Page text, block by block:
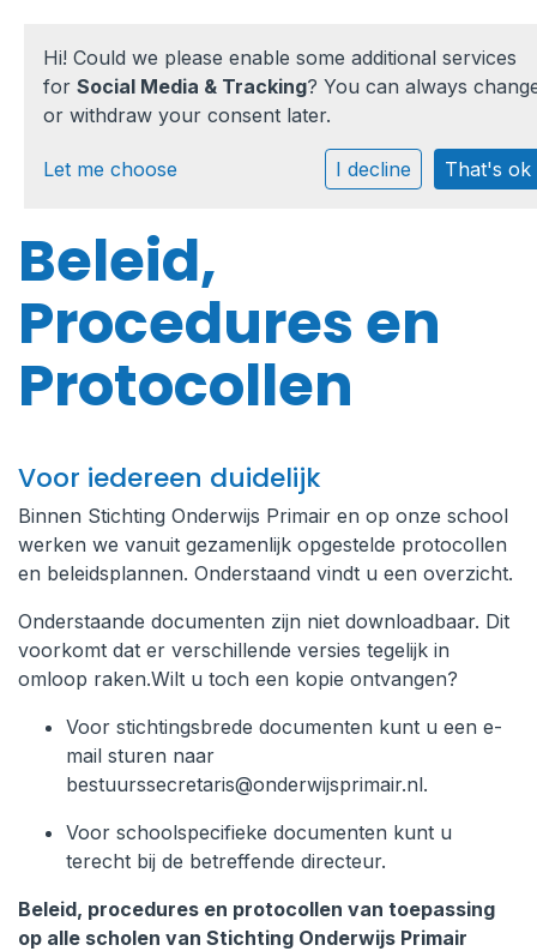
Home
Onze school
Praktische informatie
Medezeggenschap
Vacatures
Beleid,
Procedures en
Protocollen
Voor iedereen duidelijk
Binnen Stichting Onderwijs Primair en op onze school
werken we vanuit gezamenlijk opgestelde protocollen
en beleidsplannen. Onderstaand vindt u een overzicht.
Onderstaande documenten zijn niet downloadbaar. Dit
voorkomt dat er verschillende versies tegelijk in
omloop raken.Wilt u toch een kopie ontvangen?
Voor stichtingsbrede documenten kunt u een e-
mail sturen naar
bestuurssecretaris@onderwijsprimair.nl.
Voor schoolspecifieke documenten kunt u
terecht bij de betreffende directeur.
Beleid, procedures en protocollen van toepassing
op alle scholen van Stichting Onderwijs Primair
Hi! Could we please enable some additional services
for Social Media & Tracking? You can always
or withdraw your consent later.
Let me choose I decline That's ok